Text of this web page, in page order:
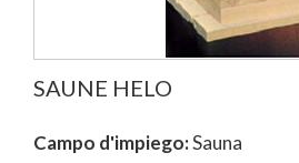
SAUNE HELO
Campo d'impiego:Sauna